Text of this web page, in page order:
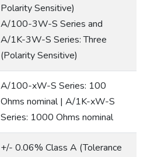
Polarity Sensitive)
A/100-3W-S Series and
A/1K-3W-S Series: Three
(Polarity Sensitive)
A/100-xW-S Series: 100
Ohms nominal | A/1K-xW-S
Series: 1000 Ohms nominal
+/- 0.06% Class A (Tolerance